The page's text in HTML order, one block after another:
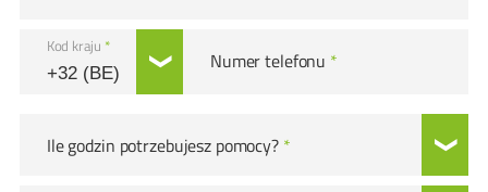
Kod kraju *
Numer telefonu *
Ile godzin potrzebujesz pomocy? *